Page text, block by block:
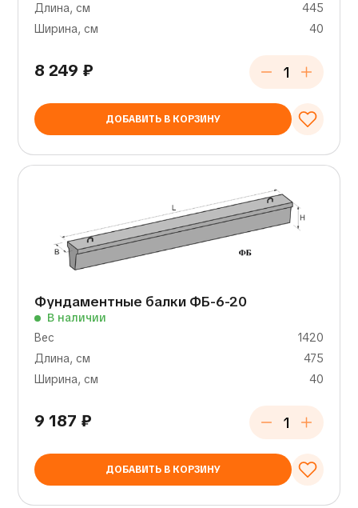
Длина, см
445
Ширина, см
40
8 249 ₽
ДОБАВИТЬ В КОРЗИНУ
Фундаментные балки ФБ-6-20
В наличии
Вес
1420
Длина, см
475
Ширина, см
40
9 187 ₽
ДОБАВИТЬ В КОРЗИНУ